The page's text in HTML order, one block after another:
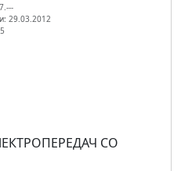
29.03.2012
СО